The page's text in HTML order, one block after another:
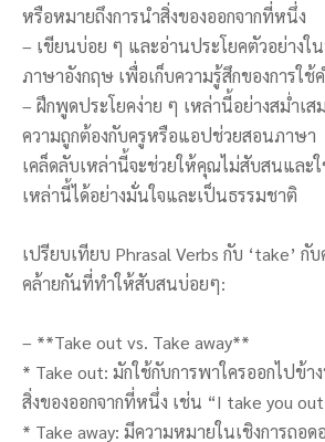
หรือหมายถึงการนำสิ่งของออกจากที่หนึ่ง
– เขียนบ่อย ๆ และอ่านประโยคตัวอย่างใ
ภาษาอังกฤษ เพื่อเก็บความรู้สึกของการใช้
– ฝึกพูดประโยคง่าย ๆ เหล่านี้อย่างสม่ำเ
ความถูกต้องกับครูหรือแอปช่วยสอนภาษา
เคล็ดลับเหล่านี้จะช่วยให้คุณไม่สับสนและใ
เหล่านี้ได้อย่างมั่นใจและเป็นธรรมชาติ
เปรียบเทียบ Phrasal Verbs กับ ‘take’ กั
คล้ายกันที่ทำให้สับสนบ่อยๆ:
– **Take out vs. Take away**
* Take out: มักใช้กับการพาใครออกไปข้า
สิ่งของออกจากที่หนึ่ง เช่น “I take you
* Take away: มีความหมายในเชิงการถอด